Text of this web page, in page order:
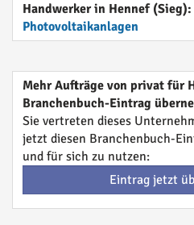
Handwerker in Hennef (Sieg):
Photovoltaikanlagen
Mehr Aufträge von privat für
Branchenbuch-Eintrag
Sie vertreten dieses
jetzt diesen Branchenbuch-
und für sich zu nutzen:
Eintrag jetzt